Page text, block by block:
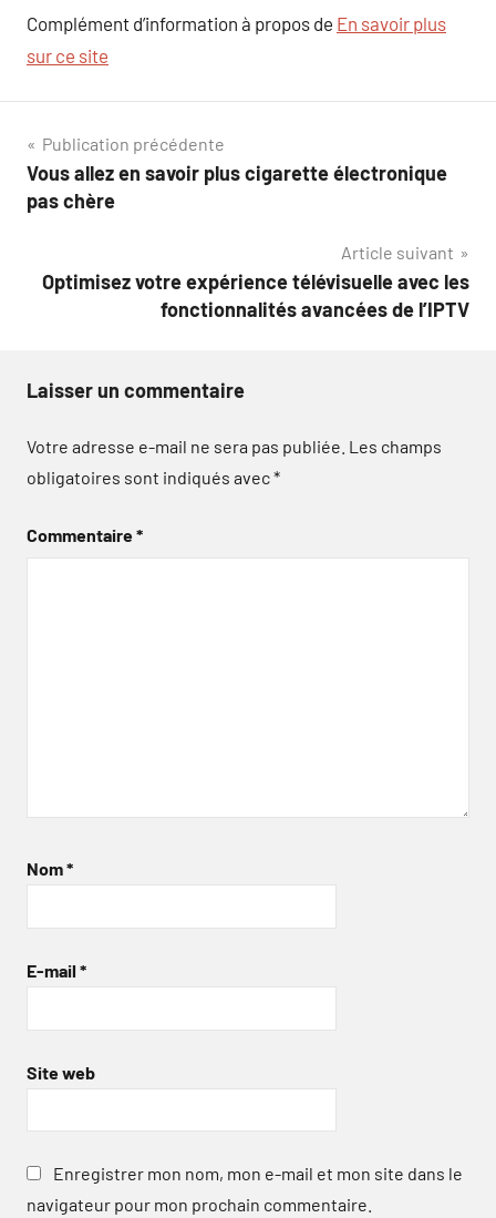
Complément d’information à propos de En savoir plus
sur ce site
Navigation
de
Publication précédente
Vous allez en savoir plus cigarette électronique
pas chère
Article suivant
Optimisez votre expérience télévisuelle avec les
fonctionnalités avancées de l’IPTV
Laisser un commentaire
Votre adresse e-mail ne sera pas publiée. Les champs
obligatoires sont indiqués avec*
Commentaire*
Nom*
E-mail *
Site web
Enregistrer mon nom, mon e-mail et mon site dans le
navigateur pour mon prochain commentaire.